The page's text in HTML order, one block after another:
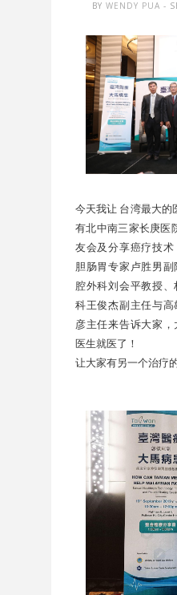
BYWENDY PUA-
今天我让 台湾最大的
有北中南三家长庚医
友会及分享癌疗技
胆肠胃专家卢胜男
腔外科刘会平教授
科王俊杰副主任与
彦主任来告诉大家
医生就医了！
让大家有另一个治疗